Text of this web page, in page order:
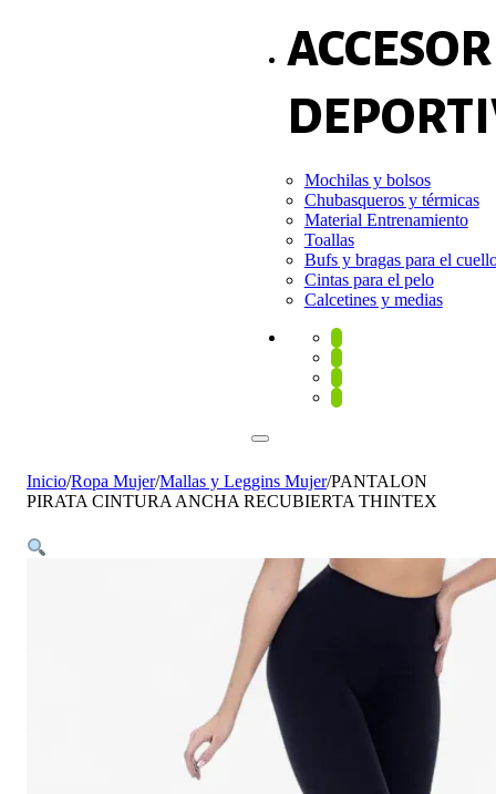
Mochilas y bolsos
Chubasqueros y térmicas
Material Entrenamiento
Toallas
Bufs y bragas para el
Cintas para el pelo
Calcetines y medias
Inicio/Ropa Mujer/Mallas y Leggins Mujer/PANTALON
PIRATA CINTURA ANCHA RECUBIERTA THINTEX